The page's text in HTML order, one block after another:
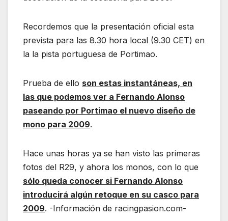
Recordemos que la presentación oficial esta
prevista para las 8.30 hora local (9.30 CET) en
la la pista portuguesa de Portimao.
Prueba de ello son estas instantáneas, en
las que podemos ver a Fernando Alonso
paseando por Portimao el nuevo diseño de
mono para 2009.
Hace unas horas ya se han visto las primeras
fotos del R29, y ahora los monos, con lo que
sólo queda conocer si Fernando Alonso
introducirá algún retoque en su casco para
2009. -Información de racingpasion.com-